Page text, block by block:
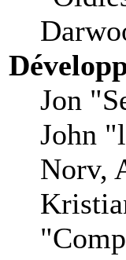
Jon
John
Norv,